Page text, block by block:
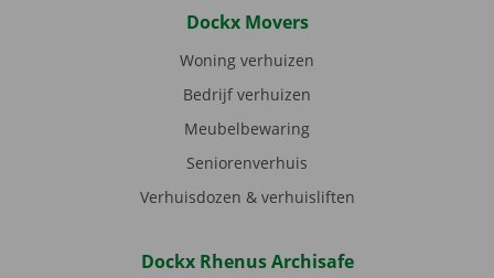
Dockx Movers
Woning verhuizen
Bedrijf verhuizen
Meubelbewaring
Seniorenverhuis
Verhuisdozen & verhuisliften
Dockx Rhenus Archisafe